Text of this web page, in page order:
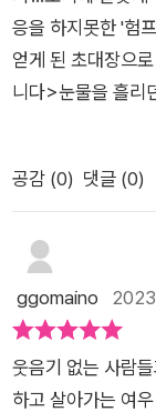
은 누구의 것도
는 것.
응을 하지못한 '험
얻게 된 초대장으
니다>눈물을 흘리
은 같았다.AD
해'어렵고 배고픈
이다.'여기는 우리
주는 달처럼,환영
달콤 쌉싸름한 도
공감 (0) 댓글 (0)
ggomaino
웃음기 없는 사람
하고 살아가는 여